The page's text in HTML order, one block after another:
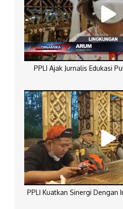
PPLI Ajak Jurnalis Edukasi
PPLI Kuatkan Sinergi Dengan